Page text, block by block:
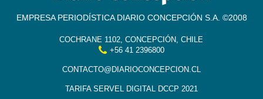
EMPRESA PERIODÍSTICA DIARIO CONCEPCIÓN S.A. ©2008
COCHRANE 1102, CONCEPCIÓN, CHILE
+56 41 2396800
CONTACTO@DIARIOCONCEPCION.CL
TARIFA SERVEL DIGITAL DCCP 2021